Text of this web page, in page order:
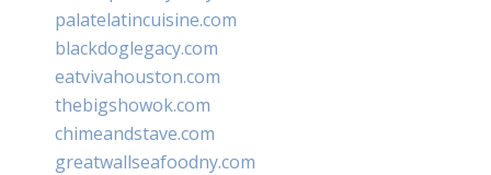
palatelatincuisine.com
blackdoglegacy.com
eatvivahouston.com
thebigshowok.com
chimeandstave.com
greatwallseafoodny.com